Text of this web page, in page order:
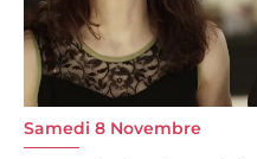
Samedi 8 Novembre